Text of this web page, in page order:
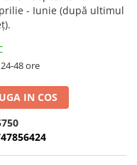
- Iunie (după ultimul
24-48 ore
IN COS